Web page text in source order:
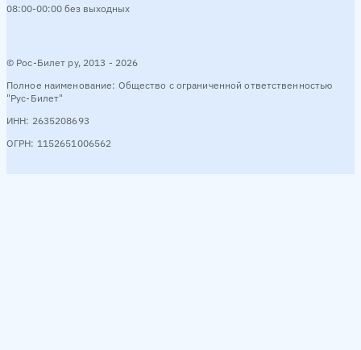
© Рос-Билет ру, 2013 - 2026
Полное наименование: Общество с ограниченной ответственностью
"Рус-Билет"
ИНН: 2635208693
ОГРН: 1152651006562
08:00-00:00 без выходных